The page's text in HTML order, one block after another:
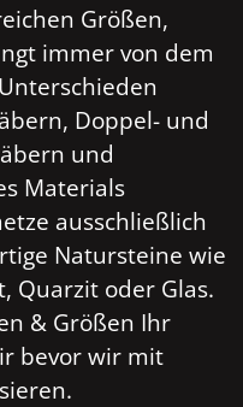
Größen,
immer von dem
Doppel- und
und
Materials
ausschließlich
Natursteine wie
Quarzit oder Glas.
& Größen Ihr
bevor wir mit